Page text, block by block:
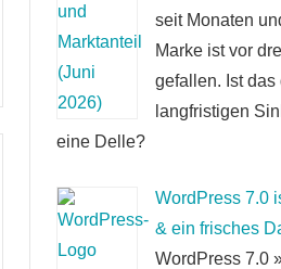
seit Monaten
Marke ist vor
gefallen. Ist das
langfristigen
eine Delle?
WordPress 7.0
& ein frisches
WordPress 7.0